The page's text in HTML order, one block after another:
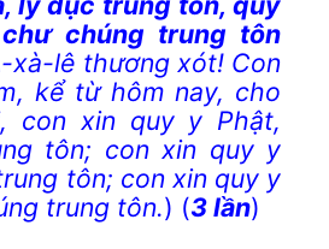
chúng trung tôn
xà-lê thương xót! Con
kể từ hôm nay, cho
con xin quy y Phật,
tôn; con xin quy y
tôn; con xin quy y
trung tôn.) (3 lần)